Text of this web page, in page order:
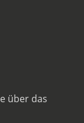
über das